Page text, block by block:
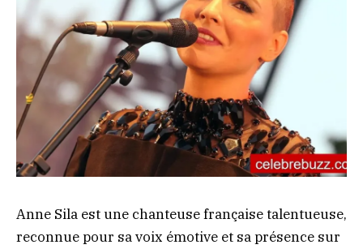
Anne Sila est une chanteuse française talentueuse,
reconnue pour sa voix émotive et sa présence sur